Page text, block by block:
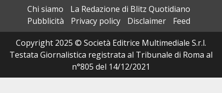
Chi siamo
La Redazione di Blitz Quotidiano
Pubblicità
Privacy policy Disclaimer
Feed
Copyright 2025 © Società Editrice Multimediale S.r.l.
Testata Giornalistica registrata al Tribunale di Roma al
n°805 del 14/12/2021